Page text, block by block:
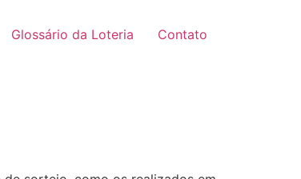
Glossário da Loteria Contato